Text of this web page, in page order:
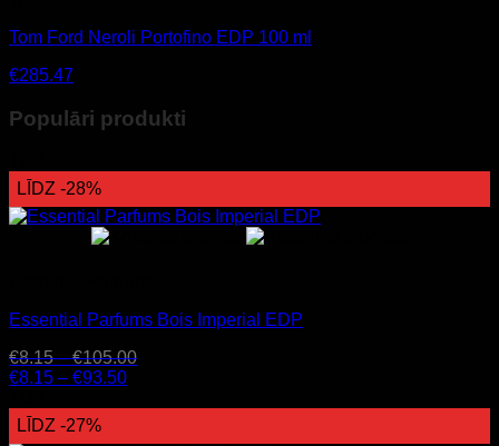
Tom Ford Neroli Portofino EDP 100 ml
€285.47
Populāri produkti
LĪDZ -28%
Essential Parfums Bois Imperial EDP
€8.15–€105.00
€8.15 – €93.50
LĪDZ -27%